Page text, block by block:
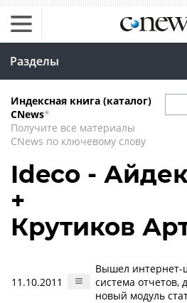
Разделы
Индексная книга (каталог)
CNews*
Получите все материалы
CNews по ключевому слову
Ideco -
+
Крутиков
11.10.2011
Вышел интернет-
система отчетов,
новый модуль